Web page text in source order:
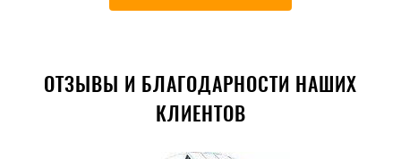
ОТЗЫВЫ И БЛАГОДАРНОСТИ НАШИХ
КЛИЕНТОВ